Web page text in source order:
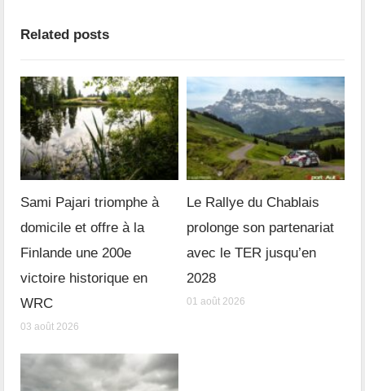
Related posts
Sami Pajari triomphe à
domicile et offre à la
Finlande une 200e
victoire historique en
WRC
03 août 2026
Le Rallye du Chablais
prolonge son partenariat
avec le TER jusqu’en
2028
01 août 2026